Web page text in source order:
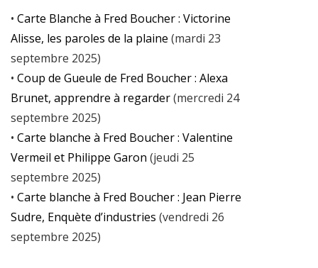
• Carte Blanche à Fred Boucher : Victorine
Alisse, les paroles de la plaine (mardi 23
septembre 2025)
• Coup de Gueule de Fred Boucher : Alexa
Brunet, apprendre à regarder(mercredi 24
septembre 2025)
• Carte blanche à Fred Boucher : Valentine
Vermeil et Philippe Garon (jeudi 25
septembre 2025)
• Carte blanche à Fred Boucher : Jean Pierre
Sudre, Enquète d’industries (vendredi 26
septembre 2025)